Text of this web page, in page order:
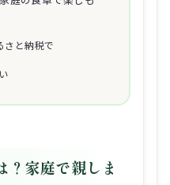
さと納税で
？家庭で親しま